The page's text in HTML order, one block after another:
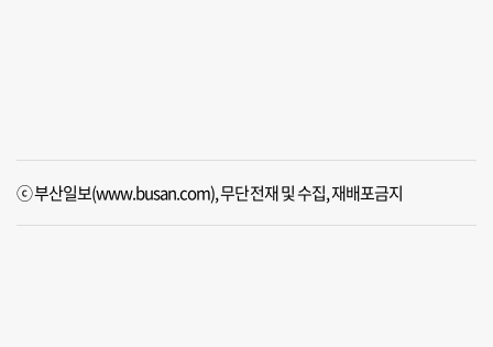
ⓒ 부산일보(www.busan.com), 무단전재 및 수집, 재배포금지